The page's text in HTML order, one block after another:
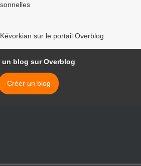
sur le portail Overblog
un blog sur Overblog
Créer un blog